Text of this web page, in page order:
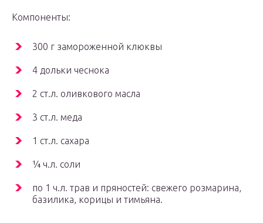
Компоненты:
300 г замороженной клюквы
4 дольки чеснока
2 ст.л. оливкового масла
3 ст.л. меда
1 ст.л. сахара
¼ ч.л. соли
по 1 ч.л. трав и пряностей: свежего розмарина,
базилика, корицы и тимьяна.